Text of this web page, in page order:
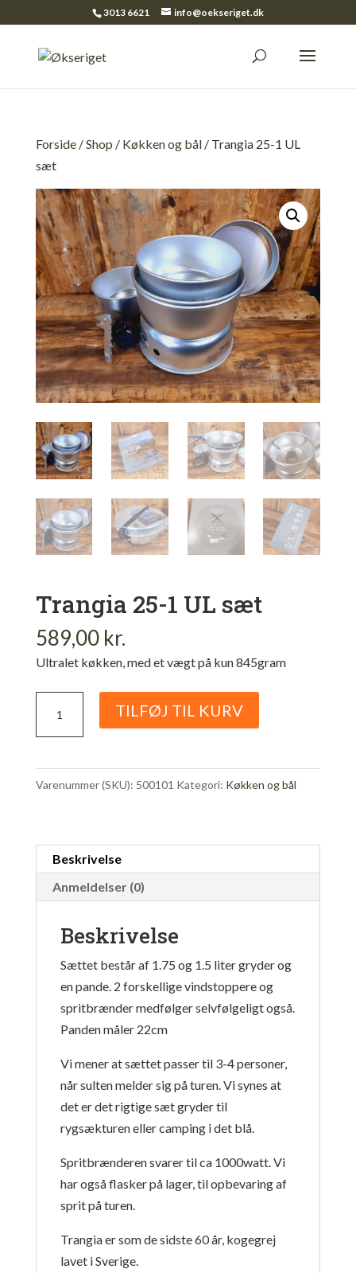
3013 6621 info@oekseriget.dk
Forside/Shop / Køkken og bål/ Trangia 25-1 UL
sæt
Trangia 25-1 UL sæt
589,00 kr.
Ultralet køkken, med et vægt på kun 845gram
UL
sæt
TILFØJ TIL KURV
Varenummer (SKU): 500101 Kategori: Køkken og bål
Beskrivelse
Anmeldelser (0)
Beskrivelse
Sættet består af 1.75 og 1.5 liter gryder og
en pande. 2 forskellige vindstoppere og
spritbrænder medfølger selvfølgeligt også.
Panden måler 22cm
Vi mener at sættet passer til 3-4 personer,
når sulten melder sig på turen. Vi synes at
det er det rigtige sæt gryder til
rygsækturen eller camping i det blå.
Spritbrænderen svarer til ca 1000watt. Vi
har også flasker på lager, til opbevaring af
sprit på turen.
Trangia er som de sidste 60 år, kogegrej
lavet i Sverige.